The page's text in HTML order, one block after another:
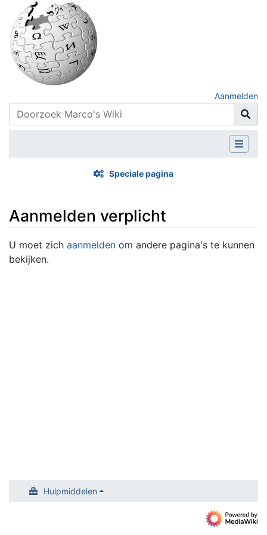
Aanmelden
Speciale pagina
Aanmelden verplicht
Ga naar: navigatie,zoeken
U moet zich aanmelden om andere pagina's te kunnen
bekijken.
Hulpmiddelen